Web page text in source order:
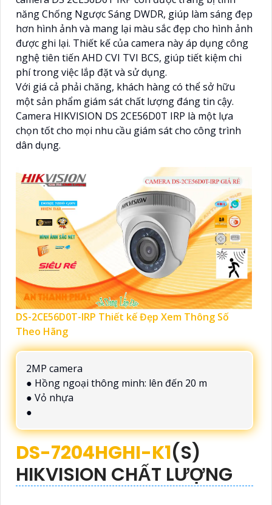
năng Chống Ngược Sáng DWDR, giúp làm sáng đẹp
hơn hình ảnh và mang lại màu sắc đẹp cho hình ảnh
được ghi lại. Thiết kế của camera này áp dụng công
nghệ tiên tiến AHD CVI TVI BCS, giúp tiết kiệm chi
phí trong việc lắp đặt và sử dụng.
Với giá cả phải chăng, khách hàng có thể sở hữu
một sản phẩm giám sát chất lượng đáng tin cậy.
Camera HIKVISION DS 2CE56D0T IRP là một lựa
chọn tốt cho mọi nhu cầu giám sát cho công trình
dân dụng.
DS-2CE56D0T-IRP Thiết kế Đẹp Xem Thông Số
Theo Hãng
2MP camera
● Hồng ngoại thông minh: lên đến 20 m
● Vỏ nhựa
●
DS-7204HGHI-K1(S)
HIKVISION CHẤT LƯỢNG